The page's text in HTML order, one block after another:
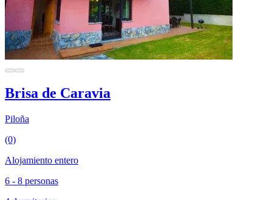
Brisa de Caravia
Piloña
(0)
Alojamiento entero
6 - 8 personas